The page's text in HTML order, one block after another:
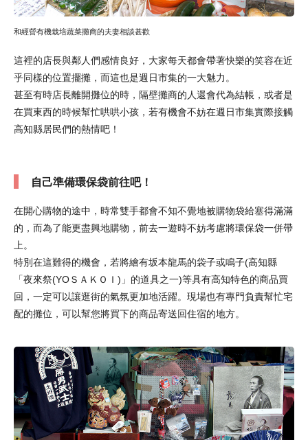
和經營有機栽培蔬菜攤商的夫妻相談甚歡
這裡的店長與鄰人們感情良好，大家每天都會帶著快樂的笑容在近
乎同樣的位置擺攤，而這也是週日市集的一大魅力。
甚至有時店長離開攤位的時，隔壁攤商的人還會代為結帳，或者是
在買東西的時候幫忙哄哄小孩，若有機會不妨在週日市集實際接觸
高知縣居民們的熱情吧！
自己準備環保袋前往吧！
在開心購物的途中，時常雙手都會不知不覺地被購物袋給塞得滿滿
的，而為了能更盡興地購物，前去一遊時不妨考慮將環保袋一併帶
上。
特別在這難得的機會，若將繪有坂本龍馬的袋子或鳴子(高知縣
「夜來祭(YOＳＡＫＯＩ)」的道具之一)等具有高知特色的商品買
回，一定可以讓逛街的氣氛更加地活躍。現場也有專門負責幫忙宅
配的攤位，可以幫您將買下的商品寄送回住宿的地方。